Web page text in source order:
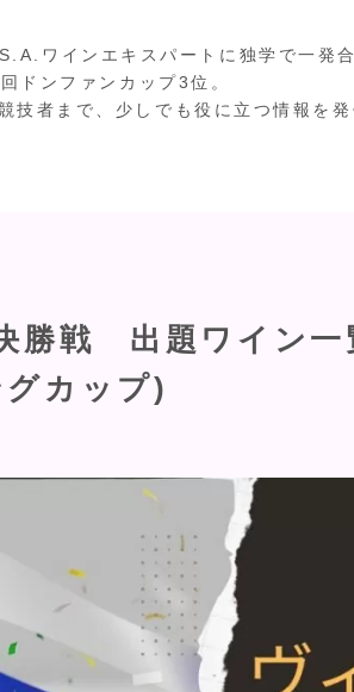
勝戦 出題ワイン一
カップ)
ワインエキスパートに独学で一発
ドンファンカップ3位。
技者まで、少しでも役に立つ情報を